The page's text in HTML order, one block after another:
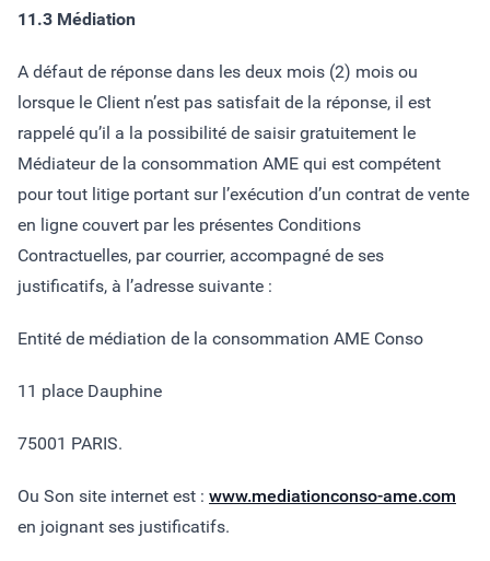
11.3 Médiation
A défaut de réponse dans les deux mois (2) mois ou
lorsque le Client n’est pas satisfait de la réponse, il est
rappelé qu’il a la possibilité de saisir gratuitement le
Médiateur de la consommation AME qui est compétent
pour tout litige portant sur l’exécution d’un contrat de vente
en ligne couvert par les présentes Conditions
Contractuelles, par courrier, accompagné de ses
justificatifs, à l’adresse suivante :
Entité de médiation de la consommation AME Conso
11 place Dauphine
75001 PARIS.
Ou Son site internet est : www.mediationconso-ame.com
en joignant ses justificatifs.